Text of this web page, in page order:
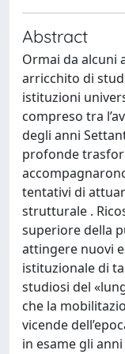
Abstract
Ormai da alcuni
arricchito di
istituzioni
compreso tra
degli anni
profonde
tentativi di
strutturale .
superiore della
attingere nuovi
istituzionale di
studiosi del
che la
vicende
in esame gli